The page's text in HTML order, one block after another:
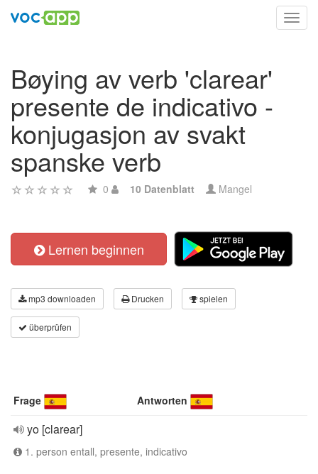
Bøying av verb 'clarear'
presente de indicativo -
konjugasjon av svakt
spanske verb
0 10 Datenblatt Mangel
Lernen beginnen
mp3 downloaden Drucken spielen
überprüfen
Frage Antworten
yo [clarear]
1. person entall, presente, indicativo